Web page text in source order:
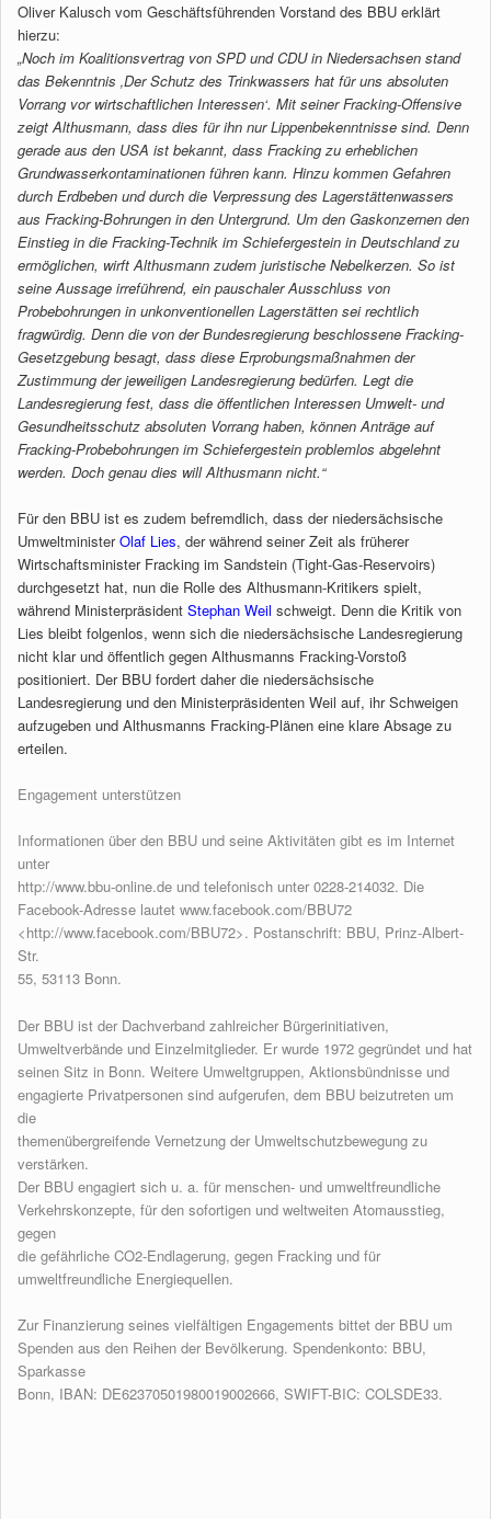
Oliver Kalusch vom Geschäftsführenden Vorstand des BBU erklärt
hierzu:
„Noch im Koalitionsvertrag von SPD und CDU in Niedersachsen stand
das Bekenntnis ‚Der Schutz des Trinkwassers hat für uns absoluten
Vorrang vor wirtschaftlichen Interessen‘. Mit seiner Fracking-Offensive
zeigt Althusmann, dass dies für ihn nur Lippenbekenntnisse sind. Denn
gerade aus den USA ist bekannt, dass Fracking zu erheblichen
Grundwasserkontaminationen führen kann. Hinzu kommen Gefahren
durch Erdbeben und durch die Verpressung des Lagerstättenwassers
aus Fracking-Bohrungen in den Untergrund. Um den Gaskonzernen den
Einstieg in die Fracking-Technik im Schiefergestein in Deutschland zu
ermöglichen, wirft Althusmann zudem juristische Nebelkerzen. So ist
seine Aussage irreführend, ein pauschaler Ausschluss von
Probebohrungen in unkonventionellen Lagerstätten sei rechtlich
fragwürdig. Denn die von der Bundesregierung beschlossene Fracking-
Gesetzgebung besagt, dass diese Erprobungsmaßnahmen der
Zustimmung der jeweiligen Landesregierung bedürfen. Legt die
Landesregierung fest, dass die öffentlichen Interessen Umwelt- und
Gesundheitsschutz absoluten Vorrang haben, können Anträge auf
Fracking-Probebohrungen im Schiefergestein problemlos abgelehnt
werden. Doch genau dies will Althusmann nicht.“
Für den BBU ist es zudem befremdlich, dass der niedersächsische
UmweltministerOlaf Lies, der während seiner Zeit als früherer
Wirtschaftsminister Fracking im Sandstein (Tight-Gas-Reservoirs)
durchgesetzt hat, nun die Rolle des Althusmann-Kritikers spielt,
während Ministerpräsident Stephan Weil schweigt. Denn die Kritik von
Lies bleibt folgenlos, wenn sich die niedersächsische Landesregierung
nicht klar und öffentlich gegen Althusmanns Fracking-Vorstoß
positioniert. Der BBU fordert daher die niedersächsische
Landesregierung und den Ministerpräsidenten Weil auf, ihr Schweigen
aufzugeben und Althusmanns Fracking-Plänen eine klare Absage zu
erteilen.
Engagement unterstützen
Informationen über den BBU und seine Aktivitäten gibt es im Internet
unter
http://www.bbu-online.de und telefonisch unter 0228-214032. Die
Facebook-Adresse lautet www.facebook.com/BBU72
<http://www.facebook.com/BBU72>. Postanschrift: BBU, Prinz-Albert-
Str.
55, 53113 Bonn.
Der BBU ist der Dachverband zahlreicher Bürgerinitiativen,
Umweltverbände und Einzelmitglieder. Er wurde 1972 gegründet und hat
seinen Sitz in Bonn. Weitere Umweltgruppen, Aktionsbündnisse und
engagierte Privatpersonen sind aufgerufen, dem BBU beizutreten um
die
themenübergreifende Vernetzung der Umweltschutzbewegung zu
verstärken.
Der BBU engagiert sich u. a. für menschen- und umweltfreundliche
Verkehrskonzepte, für den sofortigen und weltweiten Atomausstieg,
gegen
die gefährliche CO2-Endlagerung, gegen Fracking und für
umweltfreundliche Energiequellen.
Zur Finanzierung seines vielfältigen Engagements bittet der BBU um
Spenden aus den Reihen der Bevölkerung. Spendenkonto: BBU,
Sparkasse
Bonn, IBAN: DE62370501980019002666, SWIFT-BIC: COLSDE33.